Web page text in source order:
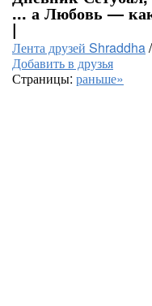
... а Любовь —
|
Лента друзей Shraddha/
Добавить в друзья
Страницы: раньше»